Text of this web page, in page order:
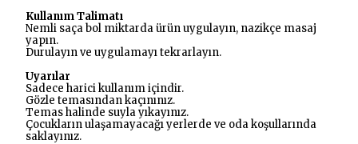
Kullanım Talimatı
Nemli saça bol miktarda ürün uygulayın, nazikçe masaj
yapın.
Durulayın ve uygulamayı tekrarlayın.
Uyarılar
Sadece harici kullanım içindir.
Gözle temasından kaçınınız.
Temas halinde suyla yıkayınız.
Çocukların ulaşamayacağı yerlerde ve oda koşullarında
saklayınız.